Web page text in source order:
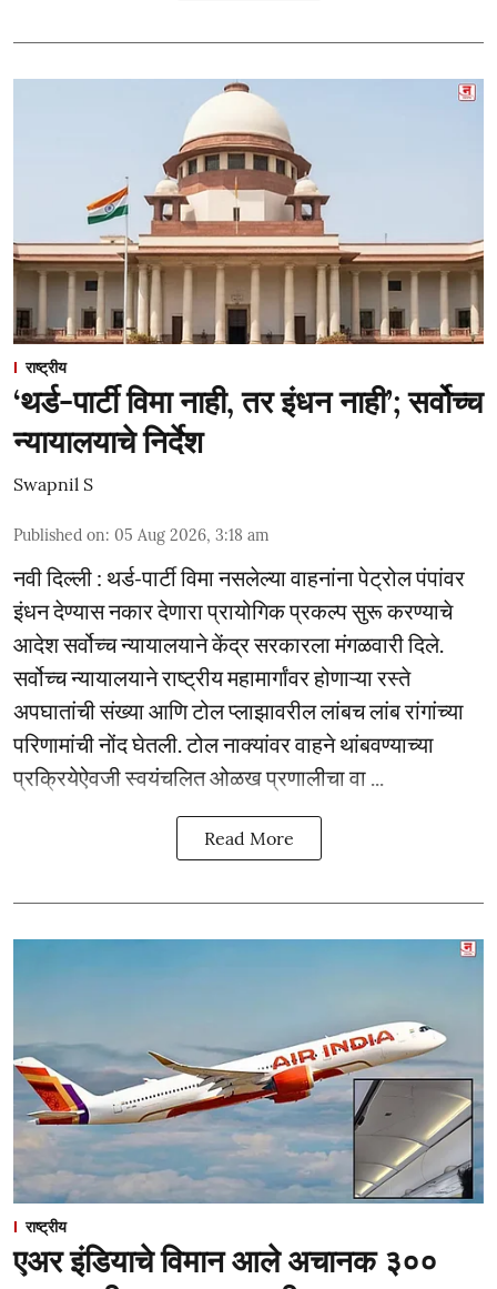
राष्ट्रीय
‘थर्ड-पार्टी विमा नाही, तर इंधन नाही’; सर्वोच्च
न्यायालयाचे निर्देश
Swapnil S
Published on: 05 Aug 2026, 3:18 am
नवी दिल्ली : थर्ड-पार्टी विमा नसलेल्या वाहनांना पेट्रोल पंपांवर
इंधन देण्यास नकार देणारा प्रायोगिक प्रकल्प सुरू करण्याचे
आदेश सर्वोच्च न्यायालयाने केंद्र सरकारला मंगळवारी दिले.
सर्वोच्च न्यायालयाने राष्ट्रीय महामार्गांवर होणाऱ्या रस्ते
अपघातांची संख्या आणि टोल प्लाझावरील लांबच लांब रांगांच्या
परिणामांची नोंद घेतली. टोल नाक्यांवर वाहने थांबवण्याच्या
प्रक्रियेऐवजी स्वयंचलित ओळख प्रणालीचा वा ...
Read More
राष्ट्रीय
एअर इंडियाचे विमान आले अचानक ३००